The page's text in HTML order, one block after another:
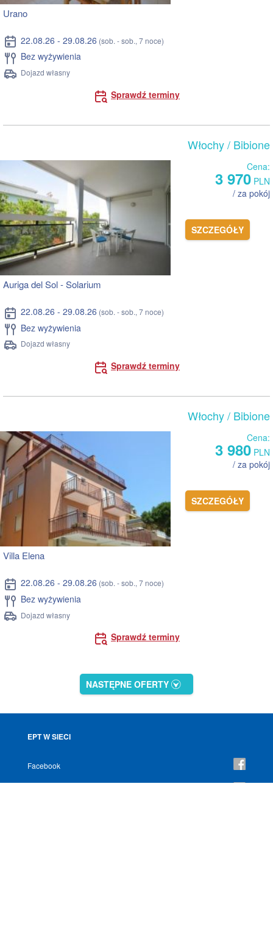
Urano
22.08.26 - 29.08.26 (sob. - sob., 7 noce)
Bez wyżywienia
Dojazd własny
Sprawdź terminy
Włochy/ Bibione
Cena:
3 970 PLN
/ za pokój
SZCZEGÓŁY
Auriga del Sol - Solarium
22.08.26 - 29.08.26 (sob. - sob., 7 noce)
Bez wyżywienia
Dojazd własny
Sprawdź terminy
Włochy/ Bibione
Cena:
3 980 PLN
/ za pokój
SZCZEGÓŁY
Villa Elena
22.08.26 - 29.08.26 (sob. - sob., 7 noce)
Bez wyżywienia
Dojazd własny
Sprawdź terminy
NASTĘPNE OFERTY
EPT W SIECI
Facebook